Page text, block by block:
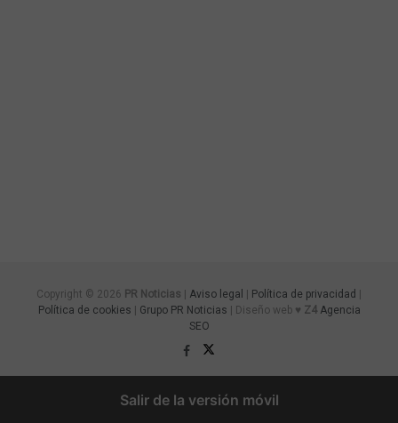
Copyright © 2026 PR Noticias Aviso legal Política de privacidad
Política de cookies
Grupo PR Noticias | Diseño web ♥ Z4 Agencia
SEO
Salir de la versión móvil